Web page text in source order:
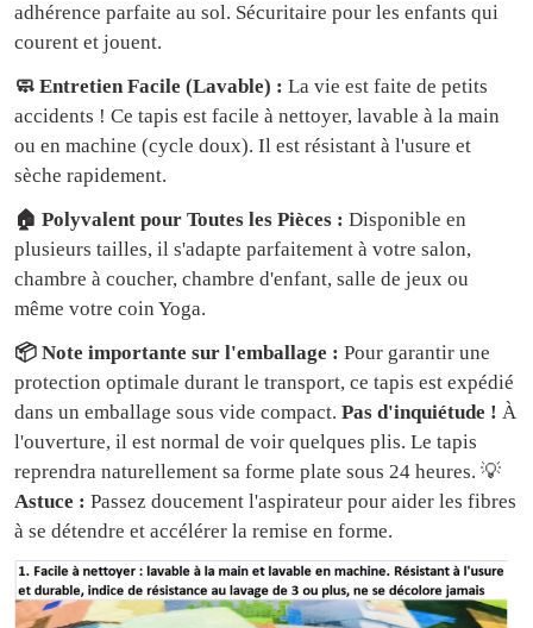
adhérence parfaite au sol. Sécuritaire pour les enfants qui
courent et jouent.
🧼 Entretien Facile (Lavable) : La vie est faite de petits
accidents ! Ce tapis est facile à nettoyer, lavable à la main
ou en machine (cycle doux). Il est résistant à l'usure et
sèche rapidement.
🏠 Polyvalent pour Toutes les Pièces : Disponible en
plusieurs tailles, il s'adapte parfaitement à votre salon,
chambre à coucher, chambre d'enfant, salle de jeux ou
même votre coin Yoga.
📦 Note importante sur l'emballage : Pour garantir une
protection optimale durant le transport, ce tapis est expédié
dans un emballage sous vide compact. Pas d'inquiétude ! À
l'ouverture, il est normal de voir quelques plis. Le tapis
reprendra naturellement sa forme plate sous 24 heures. 💡
Astuce : Passez doucement l'aspirateur pour aider les fibres
à se détendre et accélérer la remise en forme.